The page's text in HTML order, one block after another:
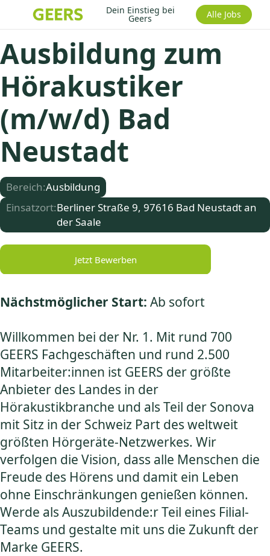
Dein Einstieg bei
Geers Alle Jobs
Ausbildung zum
Hörakustiker
(m/w/d) Bad
Neustadt
Bereich:Ausbildung
Einsatzort:Berliner Straße 9, 97616 Bad Neustadt an
der Saale
Jetzt Bewerben
Nächstmöglicher Start: Ab sofort
Willkommen bei der Nr. 1. Mit rund 700
GEERS Fachgeschäften und rund 2.500
Mitarbeiter:innen ist GEERS der größte
Anbieter des Landes in der
Hörakustikbranche und als Teil der Sonova
mit Sitz in der Schweiz Part des weltweit
größten Hörgeräte-Netzwerkes. Wir
verfolgen die Vision, dass alle Menschen die
Freude des Hörens und damit ein Leben
ohne Einschränkungen genießen können.
Werde als Auszubildende:r Teil eines Filial-
Teams und gestalte mit uns die Zukunft der
Marke GEERS.